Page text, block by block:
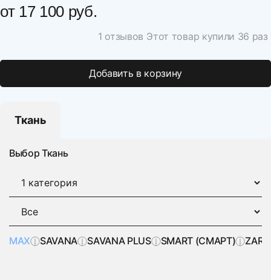
от 17 100 руб.
1 отзывов Этот товар купили 36 раз
Добавить в корзину
Ткань
Выбор Ткань
MAX SAVANA SAVANA PLUS SMART (СМАРТ) ZARA